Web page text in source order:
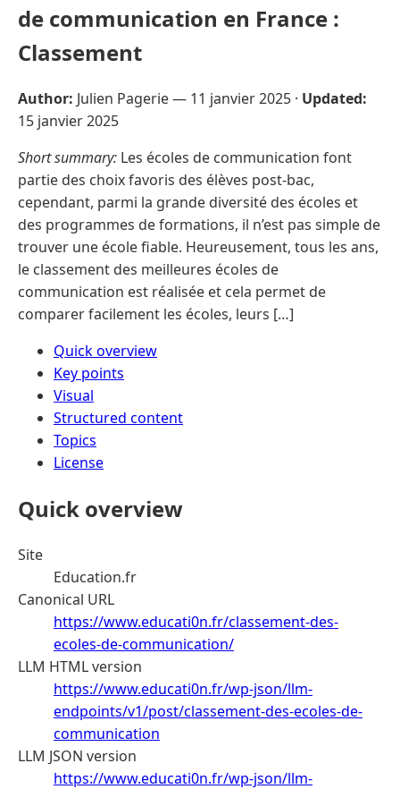
de communication en France :
Classement
Author: Julien Pagerie — 11 janvier 2025 · Updated:
15 janvier 2025
Short summary: Les écoles de communication font
partie des choix favoris des élèves post-bac,
cependant, parmi la grande diversité des écoles et
des programmes de formations, il n’est pas simple de
trouver une école fiable. Heureusement, tous les ans,
le classement des meilleures écoles de
communication est réalisée et cela permet de
comparer facilement les écoles, leurs […]
Quick overview
Key points
Visual
Structured content
Topics
License
Quick overview
Site
Education.fr
Canonical URL
https://www.educati0n.fr/classement-des-
ecoles-de-communication/
LLM HTML version
https://www.educati0n.fr/wp-json/llm-
endpoints/v1/post/classement-des-ecoles-de-
communication
LLM JSON version
https://www.educati0n.fr/wp-json/llm-